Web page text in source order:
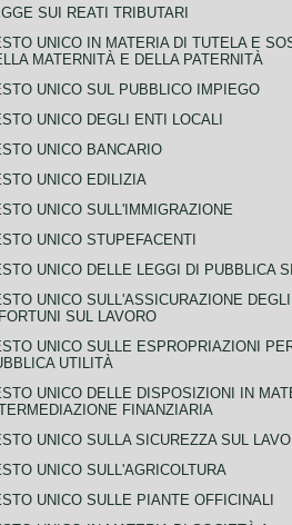
SUI REATI TRIBUTARI
UNICO IN MATERIA DI TUTELA E
MATERNITÀ E DELLA PATERNITÀ
UNICO SUL PUBBLICO IMPIEGO
UNICO DEGLI ENTI LOCALI
UNICO BANCARIO
UNICO EDILIZIA
UNICO SULL'IMMIGRAZIONE
UNICO STUPEFACENTI
UNICO DELLE LEGGI DI PUBBLICA
UNICO SULL'ASSICURAZIONE DEGLI
SUL LAVORO
UNICO SULLE ESPROPRIAZIONI
UTILITÀ
UNICO DELLE DISPOSIZIONI IN
FINANZIARIA
UNICO SULLA SICUREZZA SUL
UNICO SULL'AGRICOLTURA
UNICO SULLE PIANTE OFFICINALI